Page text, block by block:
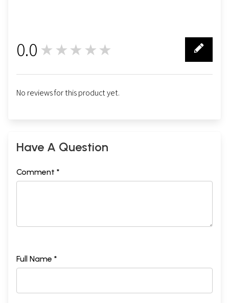
0.0 ★★★★★
No reviews for this product yet.
Have A Question
Comment *
Full Name *